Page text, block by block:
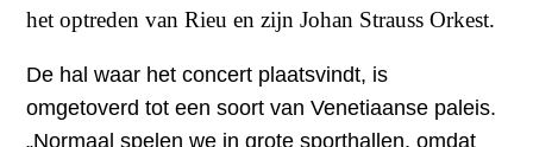
het optreden van Rieu en zijn Johan Strauss Orkest.
De hal waar het concert plaatsvindt, is
omgetoverd tot een soort van Venetiaanse paleis.
„Normaal spelen we in grote sporthallen, omdat